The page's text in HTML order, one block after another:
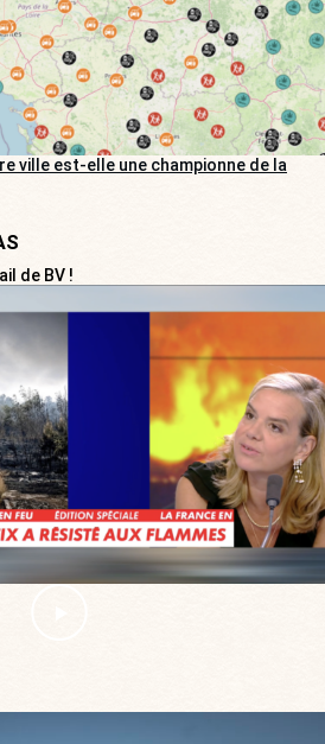
ville est-elle une championne de la
de BV !